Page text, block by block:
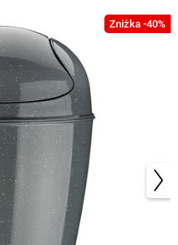
Zniżka -40%